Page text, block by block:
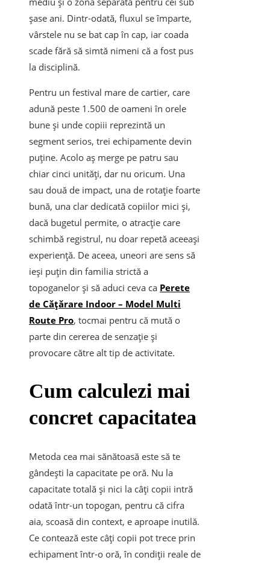
șase ani. Dintr-odată, fluxul se împarte,
vârstele nu se bat cap în cap, iar coada
scade fără să simtă nimeni că a fost pus
la disciplină.
Pentru un festival mare de cartier, care
adună peste 1.500 de oameni în orele
bune și unde copiii reprezintă un
segment serios, trei echipamente devin
puține. Acolo aș merge pe patru sau
chiar cinci unități, dar nu oricum. Una
sau două de impact, una de rotație foarte
bună, una clar dedicată copiilor mici și,
dacă bugetul permite, o atracție care
schimbă registrul, nu doar repetă aceeași
experiență. De aceea, uneori are sens să
ieși puțin din familia strictă a
topoganelor și să aduci ceva ca Perete
de Cățărare Indoor – Model Multi
Route Pro, tocmai pentru că mută o
parte din cererea de senzație și
provocare către alt tip de activitate.
Cum calculezi mai
concret capacitatea
Metoda cea mai sănătoasă este să te
gândești la capacitate pe oră. Nu la
capacitate totală și nici la câți copii intră
odată într-un topogan, pentru că cifra
aia, scoasă din context, e aproape inutilă.
Ce contează este câți copii pot trece prin
echipament într-o oră, în condiții reale de